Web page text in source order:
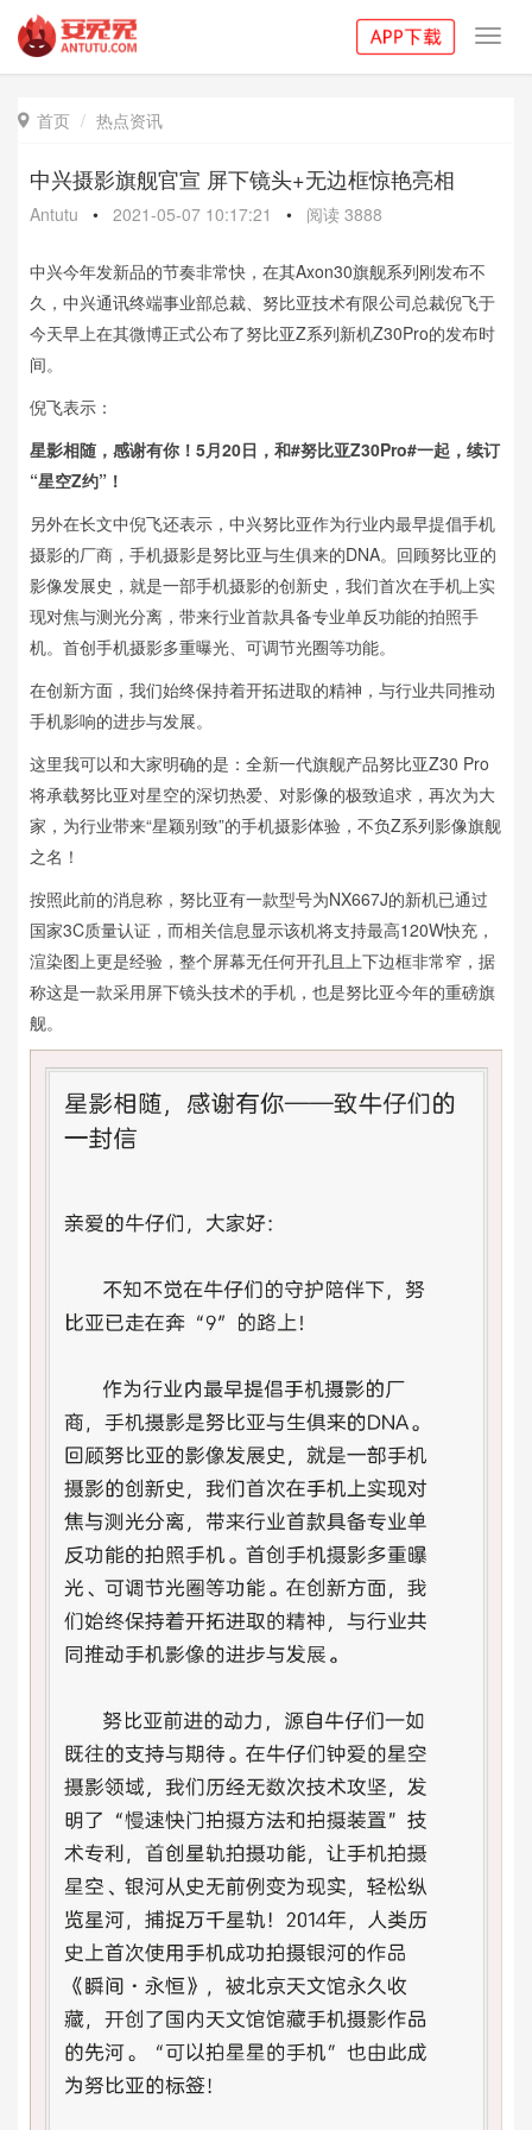
 首页 热点资讯
中兴摄影旗舰官宣 屏下镜头+无边框惊艳亮相
Antutu • 2021-05-07 10:17:21 • 阅读 3888
中兴今年发新品的节奏非常快，在其Axon30旗舰系列刚发布不
久，中兴通讯终端事业部总裁、努比亚技术有限公司总裁倪飞于
今天早上在其微博正式公布了努比亚Z系列新机Z30Pro的发布时
间。
倪飞表示：
星影相随，感谢有你！5月20日，和#努比亚Z30Pro#一起，续订
“星空Z约”！
另外在长文中倪飞还表示，中兴努比亚作为行业内最早提倡手机
摄影的厂商，手机摄影是努比亚与生俱来的DNA。回顾努比亚的
影像发展史，就是一部手机摄影的创新史，我们首次在手机上实
现对焦与测光分离，带来行业首款具备专业单反功能的拍照手
机。首创手机摄影多重曝光、可调节光圈等功能。
在创新方面，我们始终保持着开拓进取的精神，与行业共同推动
手机影响的进步与发展。
这里我可以和大家明确的是：全新一代旗舰产品努比亚Z30 Pro
将承载努比亚对星空的深切热爱、对影像的极致追求，再次为大
家，为行业带来“星颖别致”的手机摄影体验，不负Z系列影像旗舰
之名！
按照此前的消息称，努比亚有一款型号为NX667J的新机已通过
国家3C质量认证，而相关信息显示该机将支持最高120W快充，
渲染图上更是经验，整个屏幕无任何开孔且上下边框非常窄，据
称这是一款采用屏下镜头技术的手机，也是努比亚今年的重磅旗
舰。